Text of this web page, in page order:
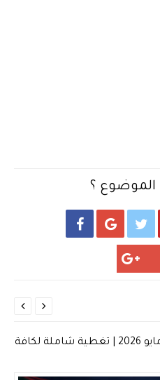
؟
  
أخبار السودان اليوم الثلاثاء 12 مايو 2026 | تغطية شاملة لكافة

